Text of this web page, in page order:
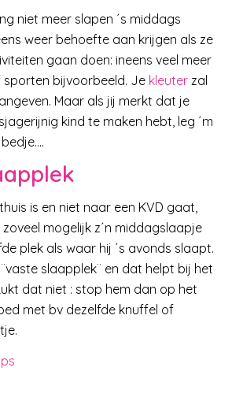
niet meer slapen ´s middags
weer behoefte aan krijgen als ze
gaan doen: ineens veel meer
sporten bijvoorbeeld. Je kleuter zal
Maar als jij merkt dat je
kind te maken hebt, leg ´m
is en niet naar een KVD gaat,
mogelijk z´n middagslaapje
plek als waar hij ´s avonds slaapt.
slaapplek¨ en dat helpt bij het
dat niet : stop hem dan op het
met bv dezelfde knuffel of